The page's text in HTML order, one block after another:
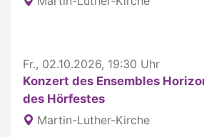
Fr., 02.10.2026, 19:30 Uhr
Konzert des Ensembles
des Hörfestes
Martin-Luther-Kirche